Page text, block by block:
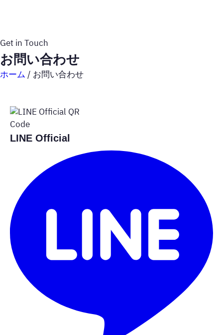
Get in Touch
お問い合わせ
ホーム/ お問い合わせ
LINE Official